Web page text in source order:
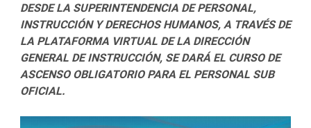
DESDE LA SUPERINTENDENCIA DE PERSONAL,
INSTRUCCIÓN Y DERECHOS HUMANOS, A TRAVÉS DE
LA PLATAFORMA VIRTUAL DE LA DIRECCIÓN
GENERAL DE INSTRUCCIÓN, SE DARÁ EL CURSO DE
ASCENSO OBLIGATORIO PARA EL PERSONAL SUB
OFICIAL.